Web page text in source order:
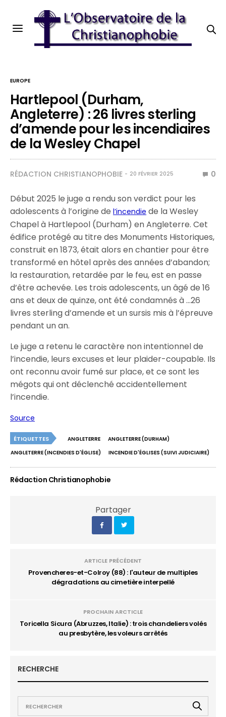
EUROPE
Hartlepool (Durham,
Angleterre) : 26 livres sterling
d’amende pour les incendiaires
de la Wesley Chapel
RÉDACTION CHRISTIANOPHOBIE 20 FÉVRIER 2025 0
Début 2025 le juge a rendu son verdict pour les
adolescents à l’origine del’incendie de la Wesley
Chapel à Hartlepool (Durham) en Angleterre. Cet
édifice protégé au titre des Monuments Historiques,
construit en 1873, était alors en chantier pour être
transformé en hôtel après des années d’abandon;
la restauration, retardée par le feu, est en passe
d’être achevée. Les trois adolescents, un âgé de 16
ans et deux de quinze, ont été condamnés à …26
livres sterling d’amende et un sursis mis à l’épreuve
pendant un an.
Le juge a retenu le caractère non intentionnel de
l’incendie, leurs excuses et leur plaider-coupable. Ils
ont reconnu avoir fumé sur place, et ce sont les
mégots qui ont déclenché accidentellement
l’incendie.
Source
ÉTIQUETTES ANGLETERRE
ANGLETERRE (DURHAM)
ANGLETERRE (INCENDIES D'ÉGLISE)
INCENDIE D'ÉGLISES (SUIVI JUDICIAIRE)
Rédaction Christianophobie
Partager
ARTICLE PRÉCÉDENT
Provencheres-et-Colroy (88) : l'auteur de multiples
dégradations au cimetière interpellé
PROCHAIN ARCTICLE
Toricella Sicura (Abruzzes, Italie) : trois chandeliers volés
au presbytère, les voleurs arrêtés
RECHERCHE